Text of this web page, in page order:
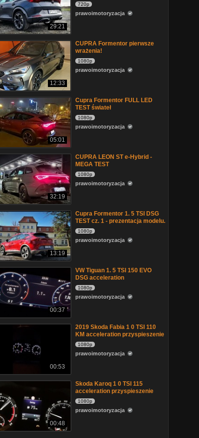
29:21
720p
prawoimotoryzacja
12:33
CUPRA Formentor pierwsze
wrażenia!
1080p
prawoimotoryzacja
05:01
Cupra Formentor FULL LED
TEST świateł
1080p
prawoimotoryzacja
32:19
CUPRA LEON ST e-Hybrid -
MEGA TEST
1080p
prawoimotoryzacja
13:19
Cupra Formentor 1. 5 TSI DSG
TEST cz. 1 - prezentacja modelu.
1080p
prawoimotoryzacja
00:37
VW Tiguan 1. 5 TSI 150 EVO
DSG acceleration
1080p
prawoimotoryzacja
00:53
2019 Skoda Fabia 1 0 TSI 110
KM acceleration przyspieszenie
1080p
prawoimotoryzacja
00:48
Skoda Karoq 1 0 TSI 115
acceleration przyspieszenie
1080p
prawoimotoryzacja